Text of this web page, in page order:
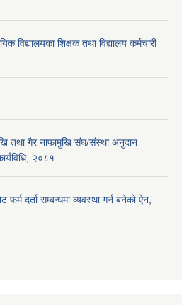
विद्यालयका शिक्षक तथा विद्यालय कर्मचारी
तथा गैर नाफामुखि संघ/संस्था अनुदान
२०८१
फर्म दर्ता सम्बन्धमा व्यवस्था गर्न बनेको ऐन,